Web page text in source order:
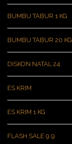
BUMBU TABUR 1 KG
BUMBU TABUR 20 KG
DISKON NATAL 24
ES KRIM
ES KRIM 1 KG
FLASH SALE 9.9